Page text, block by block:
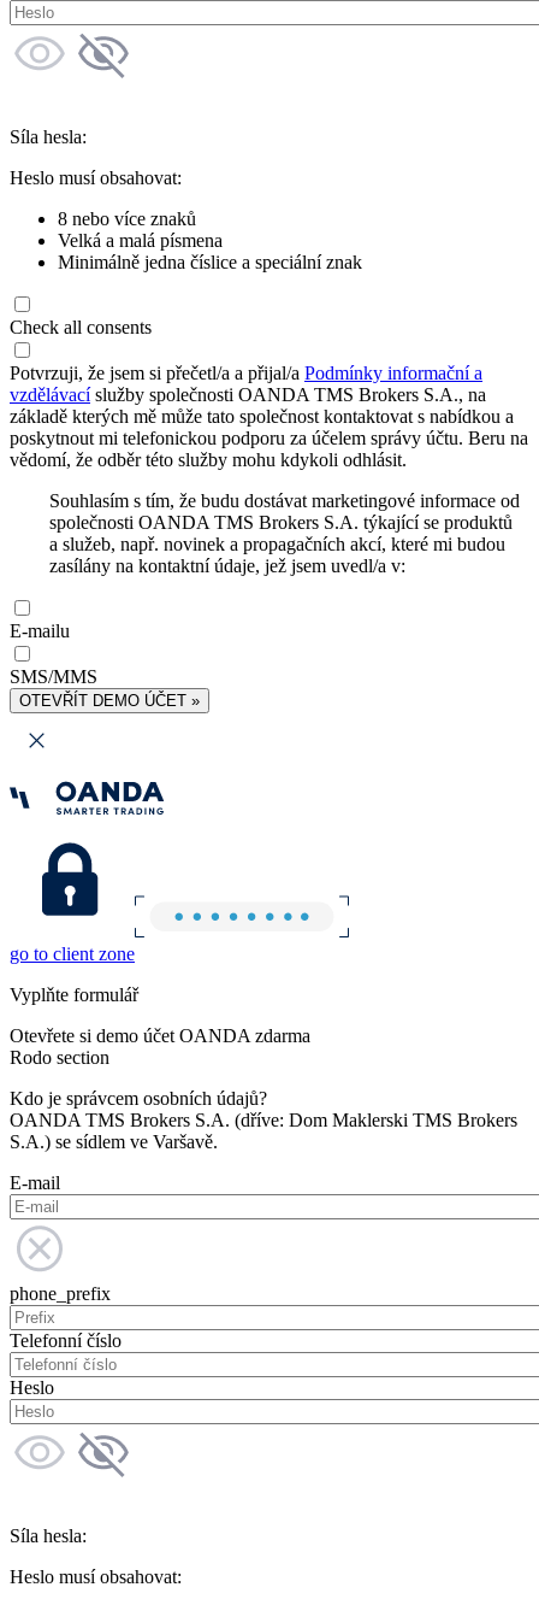
Síla hesla:
Heslo musí obsahovat:
8 nebo více znaků
Velká a malá písmena
Minimálně jedna číslice a speciální znak
Check all consents
Potvrzuji, že jsem si přečetl/a a přijal/a Podmínky informační a
vzdělávacíslužby společnosti OANDA TMS Brokers S.A., na
základě kterých mě může tato společnost kontaktovat s nabídkou a
poskytnout mi telefonickou podporu za účelem správy účtu. Beru na
vědomí, že odběr této služby mohu kdykoli odhlásit.
Souhlasím s tím, že budu dostávat marketingové informace od
společnosti OANDA TMS Brokers S.A. týkající se produktů
a služeb, např. novinek a propagačních akcí, které mi budou
zasílány na kontaktní údaje, jež jsem uvedl/a v:
E-mailu
SMS/MMS
OTEVŘÍT DEMO ÚČET »
go to client zone
Vyplňte formulář
Otevřete si demo účet OANDA zdarma
Rodo section
Kdo je správcem osobních údajů?
OANDA TMS Brokers S.A. (dříve: Dom Maklerski TMS Brokers
S.A.) se sídlem ve Varšavě.
E-mail
phone_prefix
Telefonní číslo
Heslo
Síla hesla:
Heslo musí obsahovat: